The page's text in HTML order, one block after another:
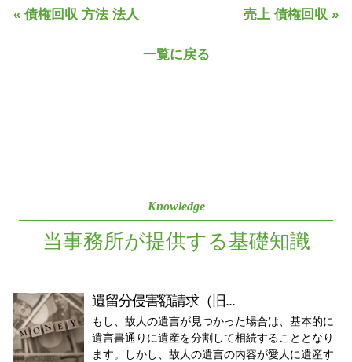
« 債権回収 方法 法人 売上 債権回収 »
一覧に戻る
Knowledge
当事務所が提供する基礎知識
遺留分侵害額請求（旧...
もし、故人の遺言が見つかった場合は、基本的に
遺言書通りに遺産を分割して相続することとなり
ます。しかし、故人の遺言の内容が愛人に遺産す